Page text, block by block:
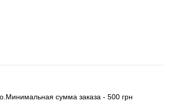
сумма заказа - 500 грн